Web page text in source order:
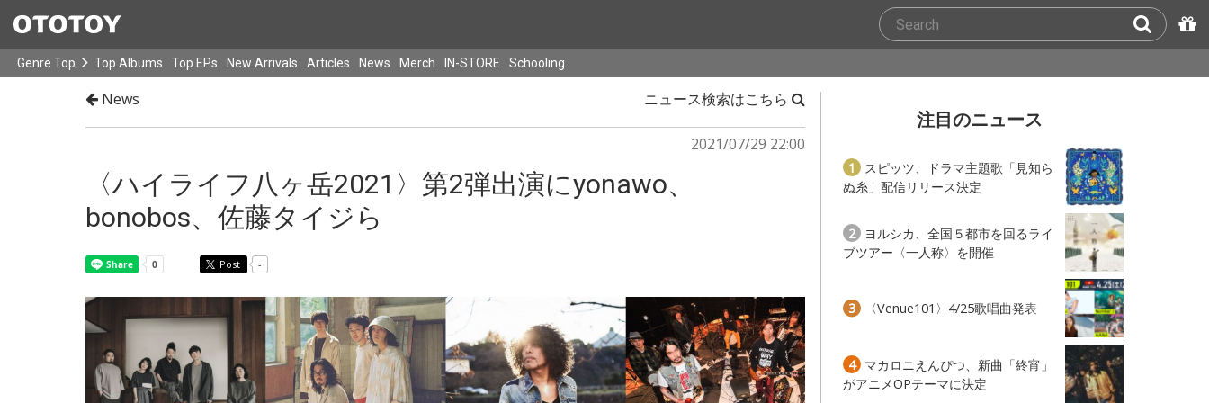
Genre Top Top Albums Top EPs New Arrivals Articles News Merch IN-STORE Schooling
News ニュース検索はこちら
2021/07/29 22:00
〈ハイライフ八ヶ岳2021〉第2弾出演にyonawo、
bonobos、佐藤タイジら
Post -
注目のニュース
1
ぬ糸」配信リリース決定
2
ブツアー〈一人称〉を開催
3 〈Venue101〉4/25歌唱曲発表
4
がアニメOPテーマに決定